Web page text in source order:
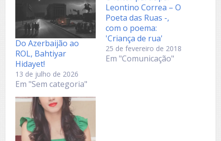
Do Azerbaijão ao
ROL, Bahtiyar
Hidayet!
13 de julho de 2026
Em "Sem categoria"
Leontino Correa – O
Poeta das Ruas -,
com o poema:
'Criança de rua'
25 de fevereiro de 2018
Em "Comunicação"